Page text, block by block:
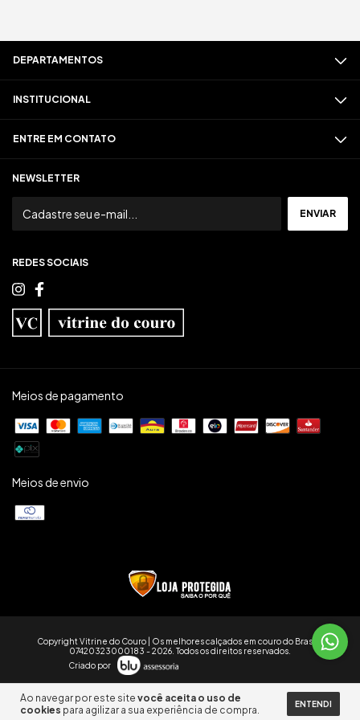
Ao navegar por este site você aceita o uso de
cookies para agilizar a sua experiência de compra. ENTENDI
DEPARTAMENTOS
INSTITUCIONAL
ENTRE EM CONTATO
NEWSLETTER
REDES SOCIAIS
Meios de pagamento
Meios de envio
Copyright Vitrine do Couro | Os melhores calçados em couro do Brasil -
07420323000183 - 2026. Todos os direitos reservados.
Criado por